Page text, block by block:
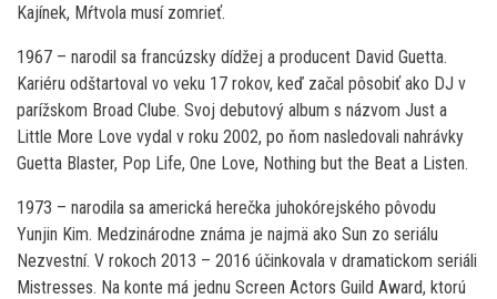
Kajínek, Mŕtvola musí zomrieť.
1967 – narodil sa francúzsky dídžej a producent David Guetta.
Kariéru odštartoval vo veku 17 rokov, keď začal pôsobiť ako DJ v
parížskom Broad Clube. Svoj debutový album s názvom Just a
Little More Love vydal v roku 2002, po ňom nasledovali nahrávky
Guetta Blaster, Pop Life, One Love, Nothing but the Beat a Listen.
1973 – narodila sa americká herečka juhokórejského pôvodu
Yunjin Kim. Medzinárodne známa je najmä ako Sun zo seriálu
Nezvestní. V rokoch 2013 – 2016 účinkovala v dramatickom seriáli
Mistresses. Na konte má jednu Screen Actors Guild Award, ktorú